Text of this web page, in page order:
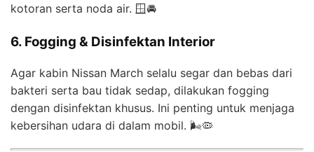
kotoran serta noda air. 🪟🚘
6. Fogging & Disinfektan Interior
Agar kabin Nissan March selalu segar dan bebas dari
bakteri serta bau tidak sedap, dilakukan fogging
dengan disinfektan khusus. Ini penting untuk menjaga
kebersihan udara di dalam mobil. 🌬️🦠